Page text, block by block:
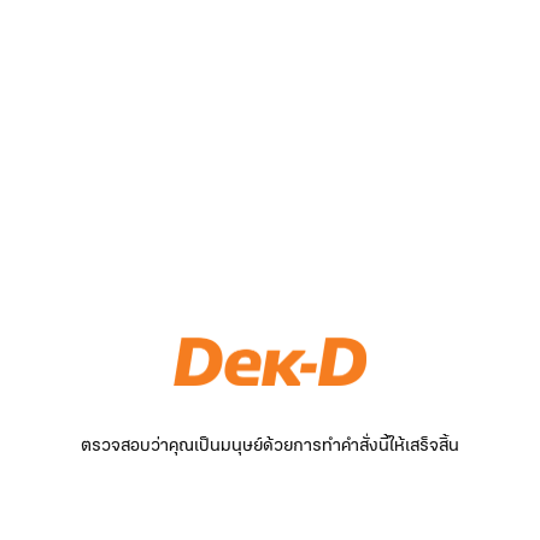
ตรวจสอบว่าคุณเป็นมนุษย์ด้วยการทำคำสั่งนี้ให้เสร็จสิ้น